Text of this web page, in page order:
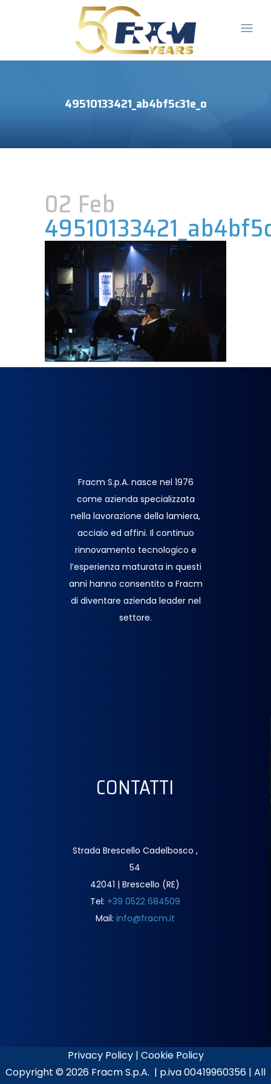
49510133421_ab4bf5c31e_o
02 Feb
Fracm S.p.A. nasce nel 1976
come azienda specializzata
nella lavorazione della lamiera,
acciaio ed affini. Il continuo
rinnovamento tecnologico e
l’esperienza maturata in questi
anni hanno consentito a Fracm
di diventare azienda leader nel
settore.
CONTATTI
Strada Brescello Cadelbosco ,
54
42041 | Brescello (RE)
Tel: +39 0522 684509
Mail: info@fracm.it
Privacy Policy| Cookie Policy
Copyright © 2026 Fracm S.p.A. | p.iva 00419960356 | All